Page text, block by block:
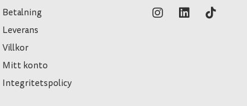
Betalning
Leverans
Villkor
Mitt konto
Integritetspolicy